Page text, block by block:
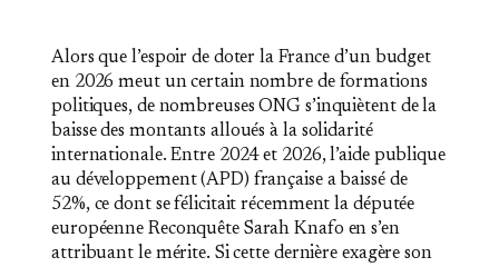
Alors que l’espoir de doter la France d’un budget
en 2026 meut un certain nombre de formations
politiques, de nombreuses ONG s’inquiètent de la
baisse des montants alloués à la solidarité
internationale. Entre 2024 et 2026, l’aide publique
au développement (APD) française a baissé de
52%, ce dont se félicitait récemment la députée
européenne Reconquête Sarah Knafo en s’en
attribuant le mérite. Si cette dernière exagère son